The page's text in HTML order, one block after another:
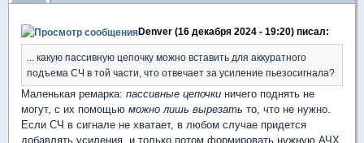
Denver (16 декабря 2024 - 19:20) писал:
... какую пассивную цепочку можно вставить для аккуратного
подъема СЧ в той части, что отвечает за усиление пьезосигнала?
Маленькая ремарка: пассивные цепочки ничего поднять не
могут, с их помощью можно лишь вырезать то, что не нужно.
Если СЧ в сигнале не хватает, в любом случае придется
добавлять усиления, и только потом формировать нужную АЧХ.